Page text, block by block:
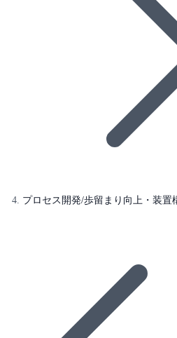
プロセス開発/歩留まり向上・装置